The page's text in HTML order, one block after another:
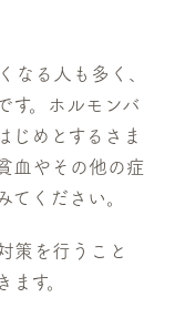
なる人も多く、
す。ホルモンバ
じめとするさま
血やその他の症
てください。
策を行うこと
す。